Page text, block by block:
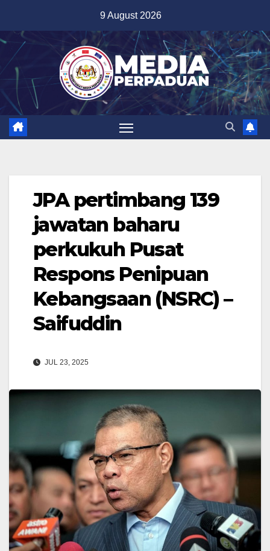
content
9 August 2026
JPA pertimbang 139
jawatan baharu
perkukuh Pusat
Respons Penipuan
Kebangsaan (NSRC) –
Saifuddin
JUL 23, 2025